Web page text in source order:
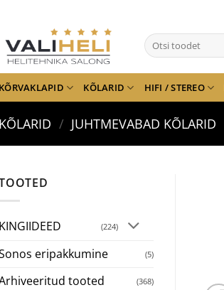
Otsi:
KÕRVAKLAPID KÕLARID HIFI / STEREO
KÕLARID / JUHTMEVABAD KÕLARID
KINGIIDEED (224)
eripakkumine (5)
tooted (368)